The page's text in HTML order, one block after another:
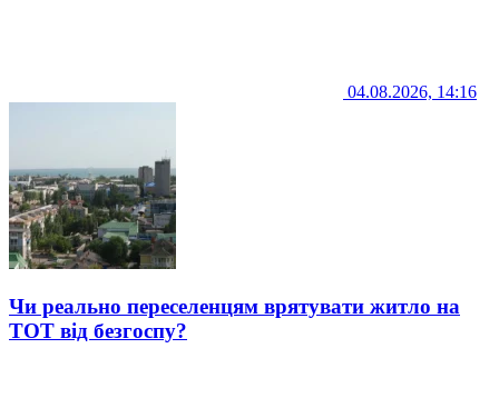
04.08.2026, 14:16
Чи реально переселенцям врятувати житло на
ТОТ від безгоспу?